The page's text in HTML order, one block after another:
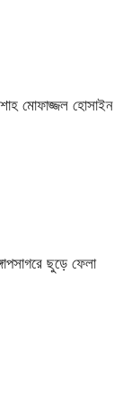
শাহ মোফাজ্জল হোসাইন
ছুড়ে ফেলা